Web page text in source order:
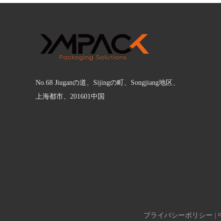
No.68 Jiuganの道、Sijingの町、Songjiang地区、
上海都市、201601中国
プライバシーポリシー |